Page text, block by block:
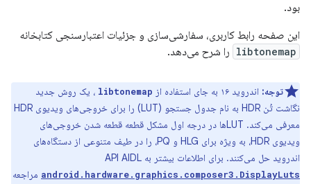
بود.
این صفحه رابط کاربری، سفارشی‌سازی و جزئیات اعتبارسنجی کتابخانه
libtonemap را شرح می‌دهد.
توجه: اندروید ۱۶ به جای استفاده از libtonemap ، یک روش جدید
نگاشت تُن HDR به نام جدول جستجو (LUT) را برای خروجی‌های ویدیوی HDR
معرفی می‌کند. LUTها در درجه اول مشکل قطعه قطعه شدن خروجی‌های
ویدیوی HDR، به ویژه برای HLG و PQ، را در طیف متنوعی از دستگاه‌های
اندروید حل می‌کنند. برای اطلاعات بیشتر به API AIDL
android.hardware.graphics.composer3.DisplayLuts مراجعه